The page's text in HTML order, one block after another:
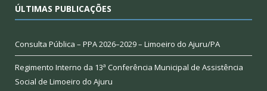
ÚLTIMAS PUBLICAÇÕES
Consulta Pública – PPA 2026–2029 – Limoeiro do Ajuru/PA
Regimento Interno da 13ª Conferência Municipal de Assistência
Social de Limoeiro do Ajuru